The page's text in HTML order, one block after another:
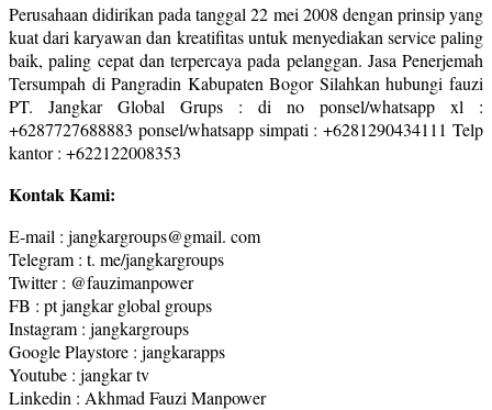
Perusahaan didirikan pada tanggal 22 mei 2008 dengan prinsip yang
kuat dari karyawan dan kreatifitas untuk menyediakan service paling
baik, paling cepat dan terpercaya pada pelanggan. Jasa Penerjemah
Tersumpah di Pangradin Kabupaten Bogor Silahkan hubungi fauzi
PT. Jangkar Global Grups : di no ponsel/whatsapp xl :
+6287727688883 ponsel/whatsapp simpati : +6281290434111 Telp
kantor : +622122008353
Kontak Kami:
E-mail : jangkargroups@gmail. com
Telegram : t. me/jangkargroups
Twitter : @fauzimanpower
FB : pt jangkar global groups
Instagram : jangkargroups
Google Playstore : jangkarapps
Youtube : jangkar tv
Linkedin : Akhmad Fauzi Manpower